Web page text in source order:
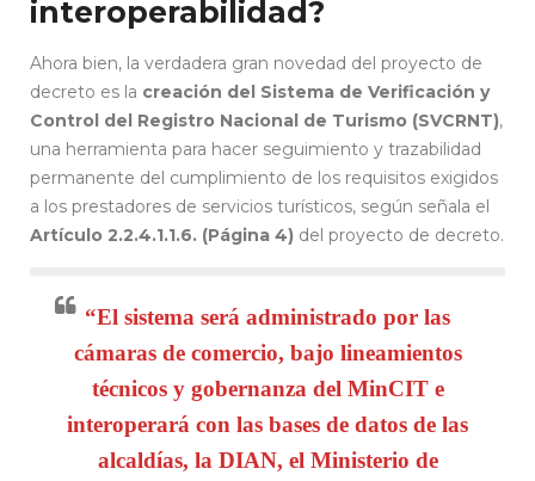
interoperabilidad?
Ahora bien, la verdadera gran novedad del proyecto de
decreto es la creación del Sistema de Verificación y
Control del Registro Nacional de Turismo (SVCRNT),
una herramienta para hacer seguimiento y trazabilidad
permanente del cumplimiento de los requisitos exigidos
a los prestadores de servicios turísticos, según señala el
Artículo 2.2.4.1.1.6. (Página 4) del proyecto de decreto.
“El sistema será administrado por las
cámaras de comercio, bajo lineamientos
técnicos y gobernanza del MinCIT e
interoperará con las bases de datos de las
alcaldías, la DIAN, el Ministerio de